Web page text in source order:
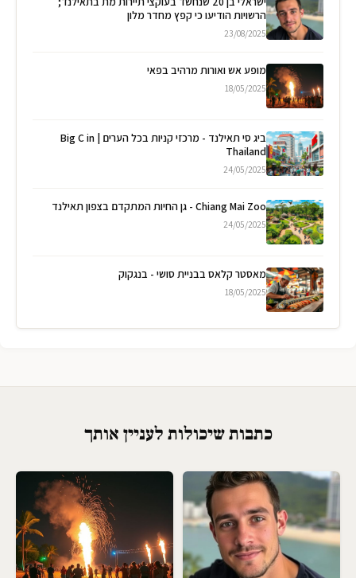
הרשויות הודיעו כי קפץ מחדר מלון
23/08/2025
מופע אש ואורות מרהיב בפאי
18/05/2025
ביג סי תאילנד - מרכזי קניות בכל הערים | Big C in
Thailand
24/05/2025
Chiang Mai Zoo - גן החיות המתקדם בצפון תאילנד
24/05/2025
מאסטר קלאס בבניית סושי - בנגקוק
18/05/2025
כתבות שיכולות לעניין אותך